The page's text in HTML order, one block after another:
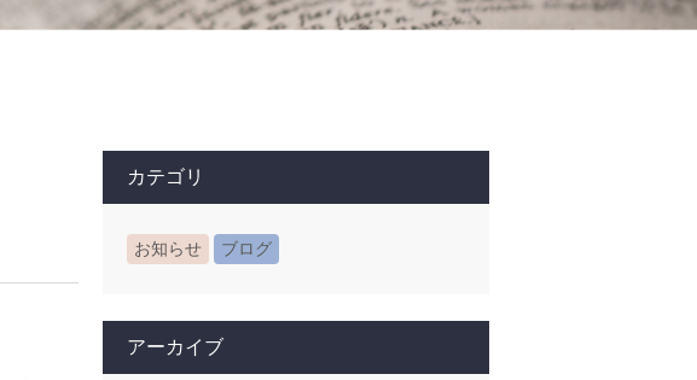
カテゴリ
お知らせ ブログ
アーカイブ